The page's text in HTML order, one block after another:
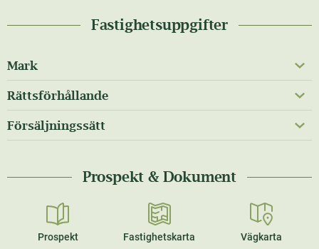
Fastighetsuppgifter
Mark
Rättsförhållande
Försäljningssätt
Prospekt & Dokument
Prospekt Fastighetskarta Vägkarta